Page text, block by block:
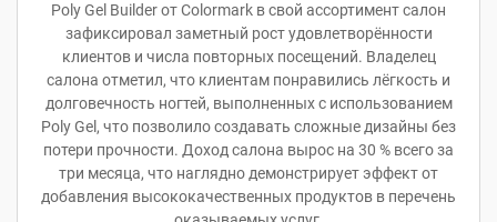
Poly Gel Builder от Colormark в свой ассортимент салон
зафиксировал заметный рост удовлетворённости
клиентов и числа повторных посещений. Владелец
салона отметил, что клиентам понравились лёгкость и
долговечность ногтей, выполненных с использованием
Poly Gel, что позволило создавать сложные дизайны без
потери прочности. Доход салона вырос на 30 % всего за
три месяца, что наглядно демонстрирует эффект от
добавления высококачественных продуктов в перечень